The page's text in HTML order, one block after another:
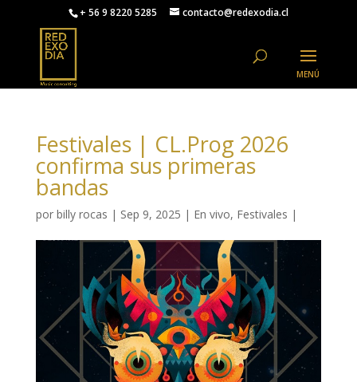
+ 56 9 8220 5285 contacto@redexodia.cl
Festivales | CL.Prog 2026
confirma sus primeras
bandas
por billy rocas | Sep 9, 2025 | En vivo, Festivales |